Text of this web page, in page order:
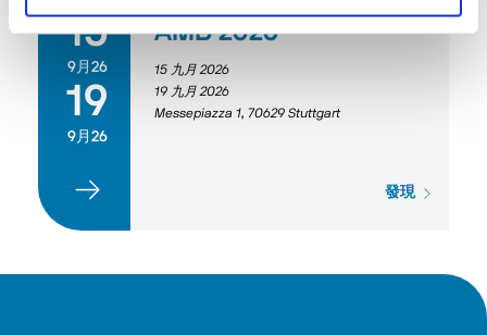
15
9月26
19
9月26
AMB 2026
15 九月 2026
19 九月 2026
Messepiazza 1, 70629 Stuttgart
發現